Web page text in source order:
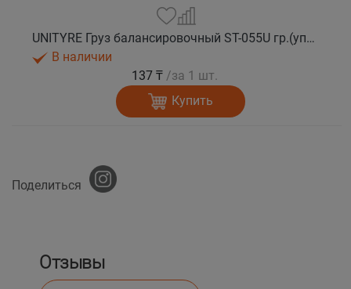
UNITYRE Груз балансировочный ST-055U гр.(упаковка 50 шт)
В наличии
137 ₸ /за 1 шт.
Купить
Поделиться
Отзывы